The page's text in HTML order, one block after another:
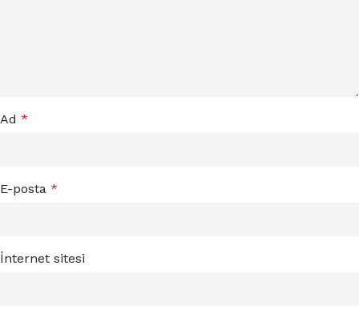
Ad *
E-posta *
İnternet sitesi